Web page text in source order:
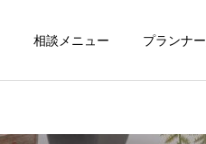
相談メニュー プランナ